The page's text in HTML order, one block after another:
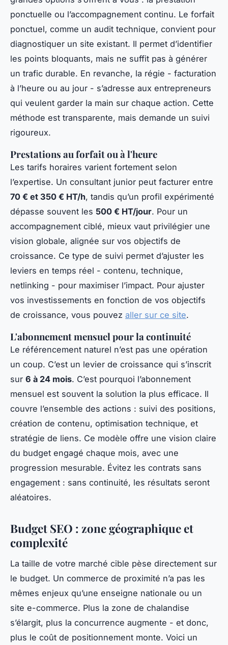
ponctuelle ou l’accompagnement continu. Le forfait
ponctuel, comme un audit technique, convient pour
diagnostiquer un site existant. Il permet d’identifier
les points bloquants, mais ne suffit pas à générer
un trafic durable. En revanche, la régie - facturation
à l’heure ou au jour - s’adresse aux entrepreneurs
qui veulent garder la main sur chaque action. Cette
méthode est transparente, mais demande un suivi
rigoureux.
Prestations au forfait ou à l'heure
Les tarifs horaires varient fortement selon
l’expertise. Un consultant junior peut facturer entre
70 € et 350 € HT/h, tandis qu’un profil expérimenté
dépasse souvent les 500 € HT/jour. Pour un
accompagnement ciblé, mieux vaut privilégier une
vision globale, alignée sur vos objectifs de
croissance. Ce type de suivi permet d’ajuster les
leviers en temps réel - contenu, technique,
netlinking - pour maximiser l’impact. Pour ajuster
vos investissements en fonction de vos objectifs
de croissance, vous pouvez aller sur ce site.
L'abonnement mensuel pour la continuité
Le référencement naturel n’est pas une opération
un coup. C’est un levier de croissance qui s’inscrit
sur 6 à 24 mois. C’est pourquoi l’abonnement
mensuel est souvent la solution la plus efficace. Il
couvre l’ensemble des actions : suivi des positions,
création de contenu, optimisation technique, et
stratégie de liens. Ce modèle offre une vision claire
du budget engagé chaque mois, avec une
progression mesurable. Évitez les contrats sans
engagement : sans continuité, les résultats seront
aléatoires.
Budget SEO : zone géographique et
complexité
La taille de votre marché cible pèse directement sur
le budget. Un commerce de proximité n’a pas les
mêmes enjeux qu’une enseigne nationale ou un
site e-commerce. Plus la zone de chalandise
s’élargit, plus la concurrence augmente - et donc,
plus le coût de positionnement monte. Voici un